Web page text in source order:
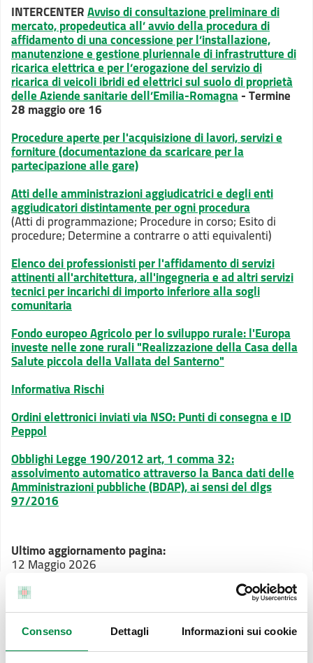
Consenso Dettagli Informazioni sui cookie
INTERCENTERAvviso di consultazione preliminare di
mercato, propedeutica all’ avvio dellaprocedura di
affidamento di una concessione per l’installazione,
manutenzione e gestione pluriennale di infrastrutture di
ricarica elettrica e per l’erogazione del servizio di
ricarica di veicoli ibridi ed elettrici sul suolo di proprietà
delle Aziende sanitarie dell’Emilia-Romagna- Termine
28 maggio ore 16
Procedure aperte per l'acquisizione di lavori, servizi e
forniture (documentazione da scaricare per la
partecipazione alle gare)
Atti delle amministrazioni aggiudicatrici e degli enti
aggiudicatori distintamente per ogni procedura
(Atti di programmazione; Procedure in corso; Esito di
procedure; Determine a contrarre o atti equivalenti)
Elenco dei professionisti per l'affidamento di servizi
attinenti all'architettura, all'ingegneria e ad altri servizi
tecnici per incarichi di importo inferiore alla sogli
comunitaria
Fondo europeo Agricolo per lo sviluppo rurale: l'Europa
investe nelle zone rurali "Realizzazione della Casa della
Salute piccola della Vallata del Santerno"
Informativa Rischi
Ordini elettronici inviati via NSO: Punti di consegna e ID
Peppol
Obblighi Legge 190/2012 art, 1 comma 32:
assolvimento automatico attraverso la Banca dati delle
Amministrazioni pubbliche (BDAP), ai sensi del dlgs
97/2016
Ultimo aggiornamento pagina:
12 Maggio 2026
Vai alla pagina Bandi di gara e contratti della
sezione Amministrazione Trasparente